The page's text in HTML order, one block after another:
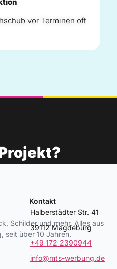
vor Terminen oft
Schilder und mehr. Alles aus
seit über 10 Jahren.
Kontakt
Halberstädter Str. 41
39112 Magdeburg
+49 172 2390944
info@mts-werbung.de